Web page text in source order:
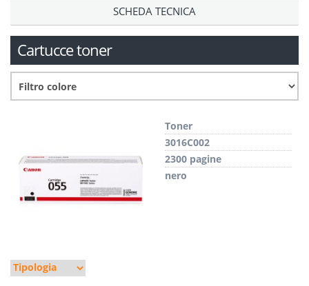
SCHEDA TECNICA
Cartucce toner
Toner
3016C002
2300 pagine
nero